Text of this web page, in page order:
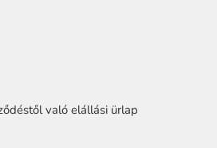
való elállási ürlap